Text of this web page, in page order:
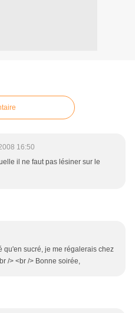
16:50
il ne faut pas lésiner sur le
qu'en sucré, je me régalerais chez
/> <br /> Bonne soirée,